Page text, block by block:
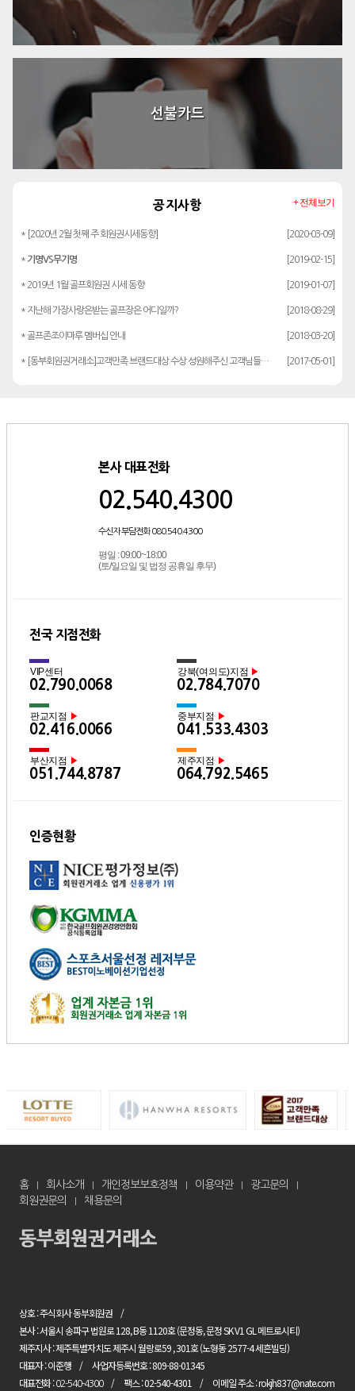
선불카드
공지사항
* [2020년 2월 첫째 주 회원권시세동향] [2020-03-09]
* 기명VS무기명 [2019-02-15]
* 2019년 1월 골프회원권 시세 동향 [2019-01-07]
* 지난해 가장사랑은받는 골프장은 어디일까? [2018-08-29]
* 골프존조이마루 멤버십 안내 [2018-03-20]
* [동부회원권거래소]고객만족 브랜드대상 수상 성원해주신 고객님들께 감사드립… [2017-05-01]
+ 전체보기
본사 대표전화
02.540.4300
수신자 부담전화 080.540.4300
평일 : 09:00~18:00
(토/일요일 및 법정 공휴일 후무)
전국 지점전화
VIP센터
02.790.0068
강북(여의도)지점 ▶
02.784.7070
판교지점 ▶
02.416.0066
중부지점 ▶
041.533.4303
부산지점 ▶
051.744.8787
제주지점 ▶
064.792.5465
인증현황
홈 회사소개 개인정보보호정책 이용약관
광고문의
회원권문의
채용문의
상호 : 주식회사 동부회원권
본사 : 서울시 송파구 법원로 128, B동 1120호 (문정동, 문정 SK V1 GL 메트로시티)
제주지사 : 제주특별자치도 제주시 월랑로59 , 301호 (노형동 2577-4 세흔빌딩)
대표자 : 이준행
사업자등록번호 : 809-88-01345
대표전화 :02-540-4300 팩스 : 02-540-4301 이메일 주소 : rokjh837@nate.com